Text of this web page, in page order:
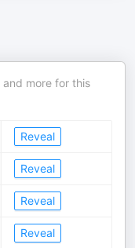
more for this
Reveal
Reveal
Reveal
Reveal